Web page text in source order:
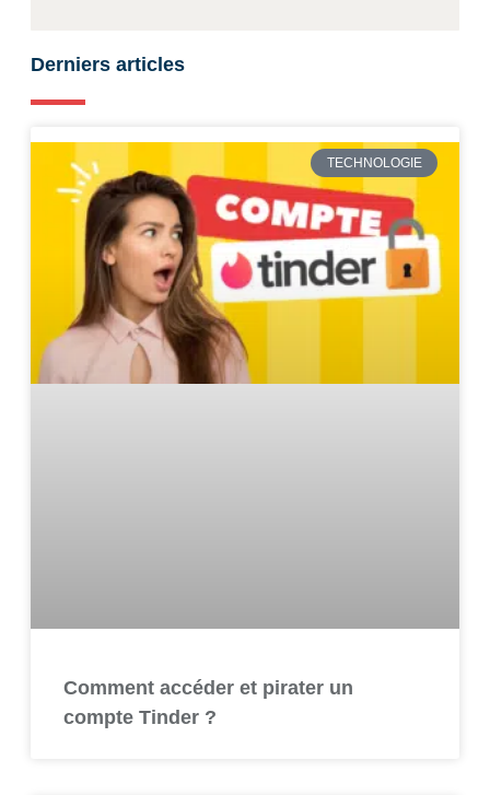
Derniers articles
TECHNOLOGIE
Comment accéder et pirater un
compte Tinder ?